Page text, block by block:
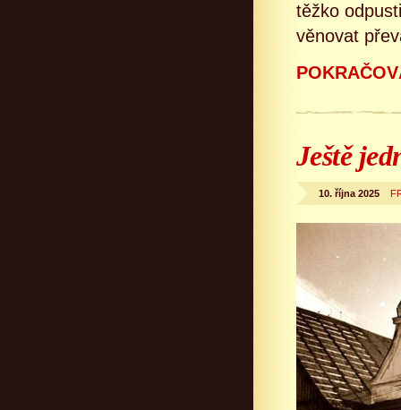
těžko
věnovat
Ještě
10. října 2025